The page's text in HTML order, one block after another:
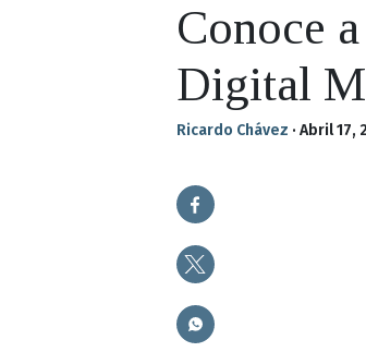
Conoce
Digital
Ricardo Chávez · Abril 17,